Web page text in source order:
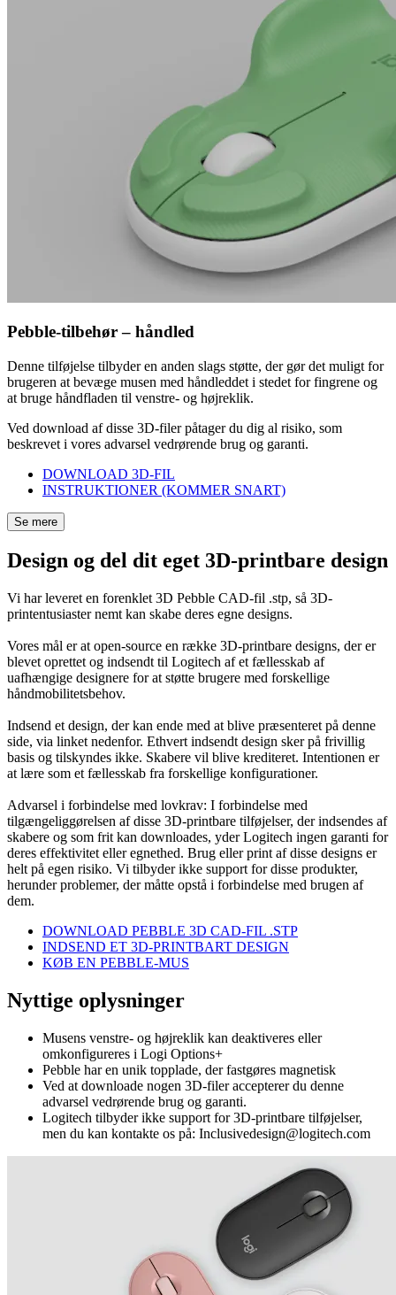
Pebble-tilbehør – håndled
Denne tilføjelse tilbyder en anden slags støtte, der gør det muligt for
brugeren at bevæge musen med håndleddet i stedet for fingrene og
at bruge håndfladen til venstre- og højreklik.
Ved download af disse 3D-filer påtager du dig al risiko, som
beskrevet i vores advarsel vedrørende brug og garanti.
DOWNLOAD 3D-FIL
INSTRUKTIONER (KOMMER SNART)
Se mere
Design og del dit eget 3D-printbare design
Vi har leveret en forenklet 3D Pebble CAD-fil .stp, så 3D-
printentusiaster nemt kan skabe deres egne designs.
Vores mål er at open-source en række 3D-printbare designs, der er
blevet oprettet og indsendt til Logitech af et fællesskab af
uafhængige designere for at støtte brugere med forskellige
håndmobilitetsbehov.
Indsend et design, der kan ende med at blive præsenteret på denne
side, via linket nedenfor. Ethvert indsendt design sker på frivillig
basis og tilskyndes ikke. Skabere vil blive krediteret. Intentionen er
at lære som et fællesskab fra forskellige konfigurationer.
Advarsel i forbindelse med lovkrav: I forbindelse med
tilgængeliggørelsen af disse 3D-printbare tilføjelser, der indsendes af
skabere og som frit kan downloades, yder Logitech ingen garanti for
deres effektivitet eller egnethed. Brug eller print af disse designs er
helt på egen risiko. Vi tilbyder ikke support for disse produkter,
herunder problemer, der måtte opstå i forbindelse med brugen af
dem.
DOWNLOAD PEBBLE 3D CAD-FIL .STP
INDSEND ET 3D-PRINTBART DESIGN
KØB EN PEBBLE-MUS
Nyttige oplysninger
Musens venstre- og højreklik kan deaktiveres eller
omkonfigureres i Logi Options+
Pebble har en unik topplade, der fastgøres magnetisk
Ved at downloade nogen 3D-filer accepterer du denne
advarsel vedrørende brug og garanti.
Logitech tilbyder ikke support for 3D-printbare tilføjelser,
men du kan kontakte os på: Inclusivedesign@logitech.com